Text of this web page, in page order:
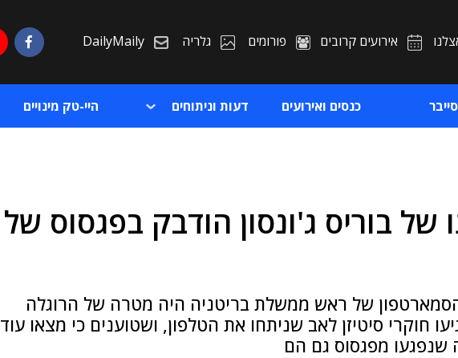
אירועים קרובים פורומים גלריה DailyMaily
סייבר כנסים ואירועים דעות וניתוחים היי-טק מינויים
של בוריס ג'ונסון הודבק בפגסוס של
הסמארטפון של ראש ממשלת בריטניה היה מטרה של הרוגלה
חוקרי סיטיזן לאב שניתחו את הטלפון, ושטוענים כי מצאו עוד
שנפגעו מפגסוס גם הם